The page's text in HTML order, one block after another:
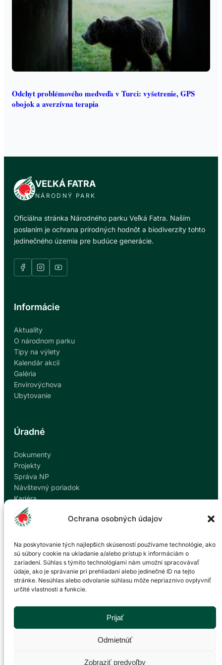
Ochrana osobných údajov
Na poskytovanie tých najlepších skúseností používame technológie, ako
sú súbory cookie na ukladanie a/alebo prístup k informáciám o
zariadení. Súhlas s týmito technológiami nám umožní spracovávať
údaje, ako je správanie pri prehliadaní alebo jedinečné ID na tejto
stránke. Nesúhlas alebo odvolanie súhlasu môže nepriaznivo ovplyvniť
určité vlastnosti a funkcie.
Prijať
Odmietnúť
Zobraziť predvoľby
Odchyt problémového medveďa v Turci: vyšetrenie, GPS
obojok a averzívna terapia
VEĽKÁ FATRA
NÁRODNÝ PARK
Oficiálna stránka Národného parku Veľká Fatra. Naším
poslaním je ochrana prírodných hodnôt a biodiverzity tohto
jedinečného územia pre budúce generácie.
Informácie
Aktuality
O národnom parku
Tipy na výlety
Kalendár akcií
Galéria
Envirovýchova
Ubytovanie
Úradné
Dokumenty
Projekty
Správa NP
Návštevný poriadok
Kariéra
Kontakty
Ochrana osobných údajov
Kontakt
Správa Národného parku Veľká Fatra so sídlom v
P. O. Hviezdoslava 73/38